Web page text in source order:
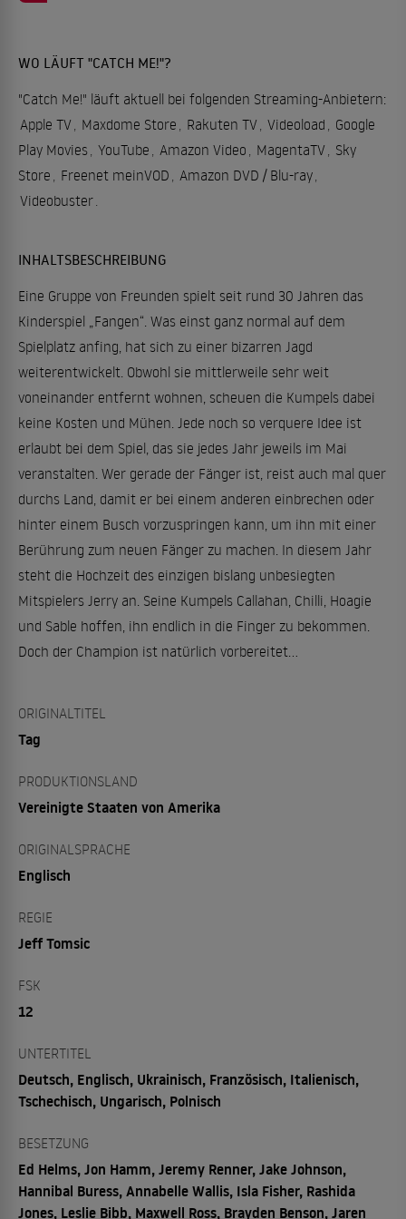
WO LÄUFT "CATCH ME!"?
"Catch Me!" läuft aktuell bei folgenden Streaming-Anbietern:
Apple TV, Maxdome Store , Rakuten TV, Videoload , Google
Play Movies, YouTube , Amazon Video , MagentaTV, Sky
Store , Freenet meinVOD , Amazon DVD / Blu-ray,
Videobuster.
INHALTSBESCHREIBUNG
Eine Gruppe von Freunden spielt seit rund 30 Jahren das
Kinderspiel „Fangen“. Was einst ganz normal auf dem
Spielplatz anfing, hat sich zu einer bizarren Jagd
weiterentwickelt. Obwohl sie mittlerweile sehr weit
voneinander entfernt wohnen, scheuen die Kumpels dabei
keine Kosten und Mühen. Jede noch so verquere Idee ist
erlaubt bei dem Spiel, das sie jedes Jahr jeweils im Mai
veranstalten. Wer gerade der Fänger ist, reist auch mal quer
durchs Land, damit er bei einem anderen einbrechen oder
hinter einem Busch vorzuspringen kann, um ihn mit einer
Berührung zum neuen Fänger zu machen. In diesem Jahr
steht die Hochzeit des einzigen bislang unbesiegten
Mitspielers Jerry an. Seine Kumpels Callahan, Chilli, Hoagie
und Sable hoffen, ihn endlich in die Finger zu bekommen.
Doch der Champion ist natürlich vorbereitet...
ORIGINALTITEL
Tag
PRODUKTIONSLAND
Vereinigte Staaten von Amerika
ORIGINALSPRACHE
Englisch
REGIE
Jeff Tomsic
FSK
12
UNTERTITEL
Deutsch, Englisch, Ukrainisch, Französisch, Italienisch,
Tschechisch, Ungarisch, Polnisch
BESETZUNG
Ed Helms, Jon Hamm, Jeremy Renner, Jake Johnson,
Hannibal Buress, Annabelle Wallis, Isla Fisher, Rashida
Jones, Leslie Bibb, Maxwell Ross, Brayden Benson, Jaren